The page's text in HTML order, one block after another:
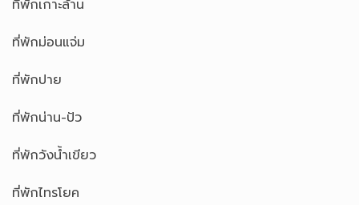
ที่พักเกาะล้าน
ที่พักม่อนแจ่ม
ที่พักปาย
ที่พักน่าน-ปัว
ที่พักวังน้ำเขียว
ที่พักไทรโยค